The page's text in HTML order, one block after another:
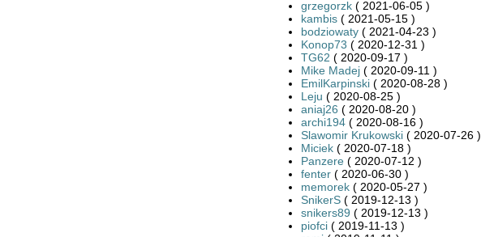
grzegorzk( 2021-06-05 )
kambis( 2021-05-15 )
bodziowaty( 2021-04-23 )
Konop73 ( 2020-12-31 )
TG62 ( 2020-09-17 )
Mike Madej( 2020-09-11 )
EmilKarpinski( 2020-08-28 )
Leju ( 2020-08-25 )
aniaj26 ( 2020-08-20 )
archi194( 2020-08-16 )
Slawomir Krukowski( 2020-07-26 )
Miciek( 2020-07-18 )
Panzere( 2020-07-12 )
fenter( 2020-06-30 )
memorek( 2020-05-27 )
SnikerS( 2019-12-13 )
snikers89 ( 2019-12-13 )
piofci( 2019-11-13 )